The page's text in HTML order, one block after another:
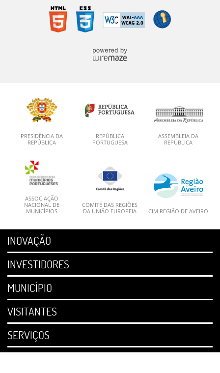
PRESIDÊNCIA DA
REPÚBLICA
REPÚBLICA
PORTUGUESA
ASSEMBLEIA DA
REPÚBLICA
ASSOCIAÇÃO
NACIONAL DE
MUNICÍPIOS
COMITÉ DAS REGIÕES
DA UNIÃO EUROPEIA
CIM REGIÃO DE AVEIRO
INOVAÇÃO
INVESTIDORES
MUNICÍPIO
VISITANTES
SERVIÇOS